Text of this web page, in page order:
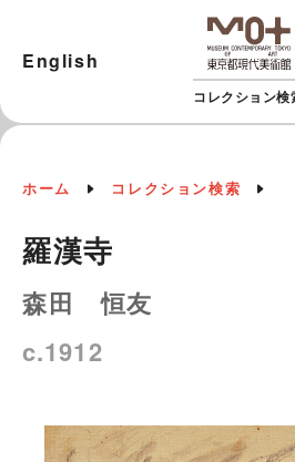
コレクション検
English
ホーム コレクション検索
羅漢寺
森田 恒友
c.1912